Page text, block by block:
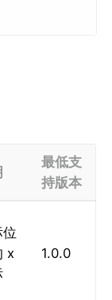
最低支
持版本
位
x
1.0.0